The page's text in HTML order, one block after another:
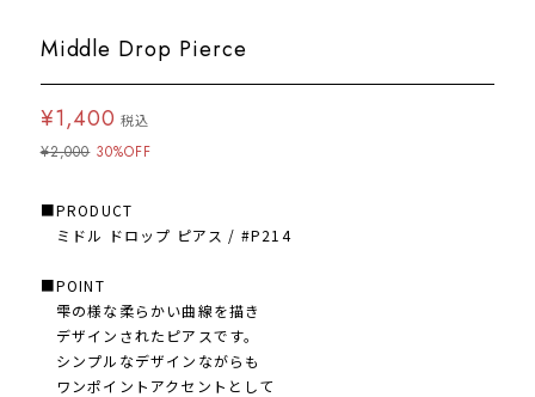
Middle Drop Pierce
¥1,400 税込
¥2,000 30%OFF
■PRODUCT
ミドル ドロップ ピアス / #P214
■POINT
雫の様な柔らかい曲線を描き
デザインされたピアスです。
シンプルなデザインながらも
ワンポイントアクセントとして